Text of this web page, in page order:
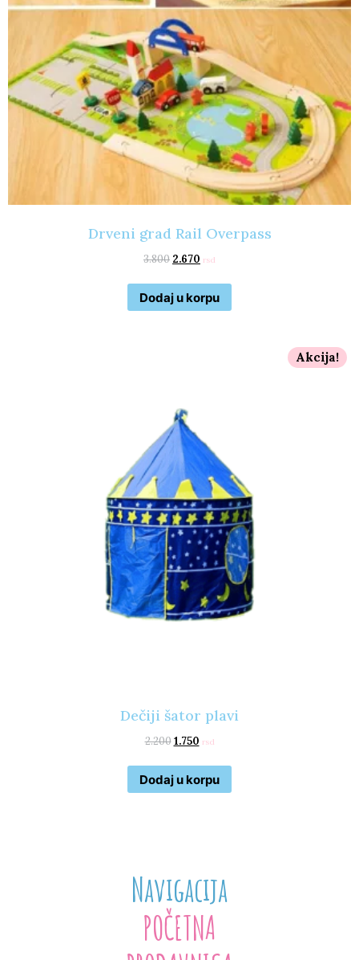
Drveni grad Rail Overpass
3.800 2.670 rsd
Dodaj u korpu
Akcija!
Dečiji šator plavi
2.200 1.750 rsd
Dodaj u korpu
Navigacija
POČETNA